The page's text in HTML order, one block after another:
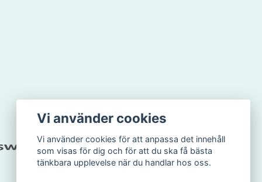
Vi använder cookies
Vi använder cookies för att anpassa det innehåll
som visas för dig och för att du ska få bästa
tänkbara upplevelse när du handlar hos oss.